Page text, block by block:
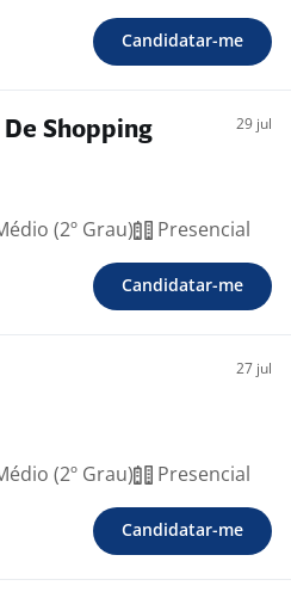
Candidatar-me
Shopping 29 jul
(2º Grau) Presencial
Candidatar-me
27 jul
(2º Grau) Presencial
Candidatar-me